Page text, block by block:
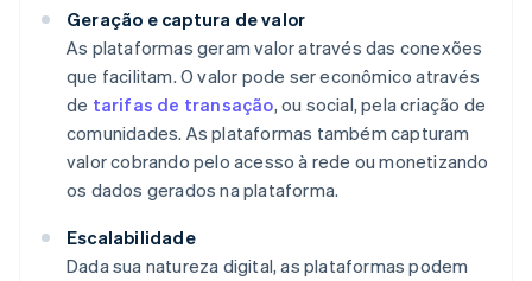
Geração e captura de valor
As plataformas geram valor através das conexões
que facilitam. O valor pode ser econômico através
de tarifas de transação, ou social, pela criação de
comunidades. As plataformas também capturam
valor cobrando pelo acesso à rede ou monetizando
os dados gerados na plataforma.
Escalabilidade
Dada sua natureza digital, as plataformas podem